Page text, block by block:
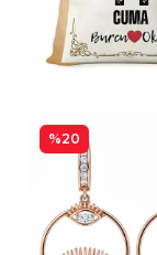
%20